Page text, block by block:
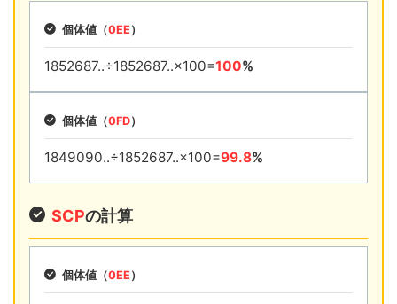
個体値（0EE ）
1852687..÷1852687..×100=100%
個体値（0FD）
1849090..÷1852687..×100=99.8%
SCPの計算
個体値（0EE ）